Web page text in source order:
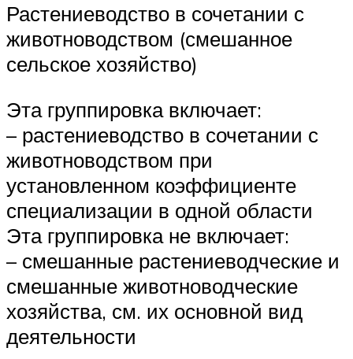
Растениеводство в сочетании с
животноводством (смешанное
сельское хозяйство)
Эта группировка включает:
– растениеводство в сочетании с
животноводством при
установленном коэффициенте
специализации в одной области
Эта группировка не включает:
– смешанные растениеводческие и
смешанные животноводческие
хозяйства, см. их основной вид
деятельности